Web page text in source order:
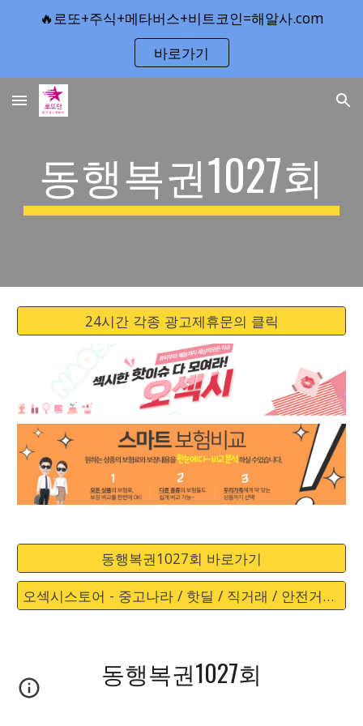
Skip to main content Skip to navigation
🔥로또+주식+메타버스+비트코인=해알사.com
바로가기
동행복권1027회
24시간 각종 광고제휴문의 클릭
동행복권1027회 바로가기
오섹시스토어 - 중고나라 / 핫딜 / 직거래 / 안전거래 바로가기
동행복권1027회